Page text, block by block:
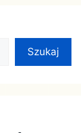
Szukaj